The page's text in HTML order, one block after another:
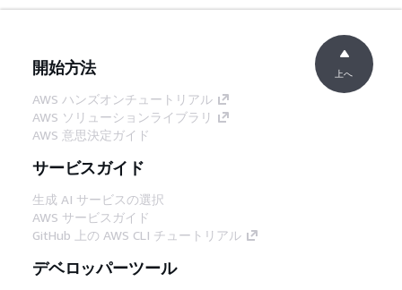
開始方法
AWS ハンズオンチュートリアル
AWS ソリューションライブラリ
AWS 意思決定ガイド
サービスガイド
生成 AI サービスの選択
AWS サービスガイド
GitHub 上の AWS CLI チュートリアル
デベロッパーツール
上へ